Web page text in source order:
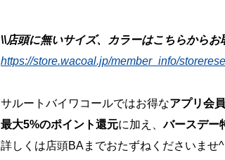
\\店頭に無いサイズ、カラーはこちらからお
https://store.wacoal.jp/member_info/
サルートバイワコールではお得なアプリ会
最大5%のポイント還元に加え、バースデー
詳しくは店頭BAまでおたずねくださいませ